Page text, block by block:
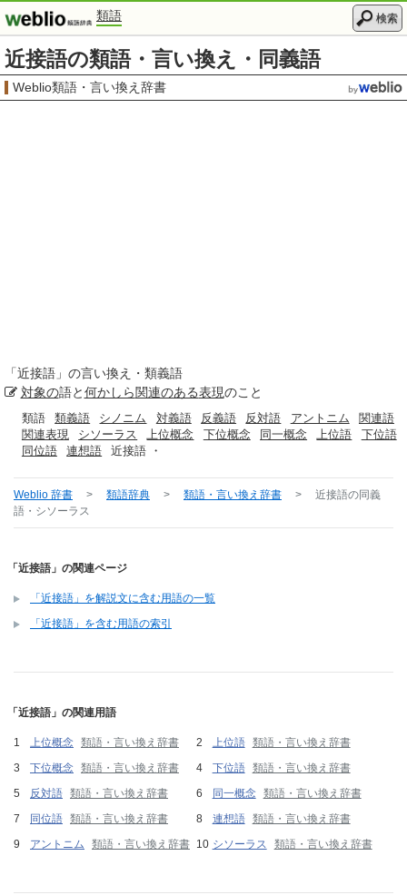
類語 検索
近接語の類語・言い換え・同義語
Weblio類語・言い換え辞書
「近接語 」の言い換え・類義語
対象の語と何かしら関連のある表現のこと
類語 類義語 シノニム 対義語 反義語 反対語 アントニム
関連語
関連表現
シソーラス 上位概念 下位概念 同一概念 上位語
下位語
同位語
連想語 近接語 ・
Weblio 辞書 > 類語辞典 > 類語・言い換え辞書 > 近接語の同義
語・シソーラス
「近接語」の関連ページ
「近接語」を解説文に含む用語の一覧
「近接語」を含む用語の索引
「近接語」の関連用語
上位概念 類語・言い換え辞書 上位語 類語・言い換え辞書
下位概念 類語・言い換え辞書 下位語 類語・言い換え辞書
反対語 類語・言い換え辞書 同一概念 類語・言い換え辞書
同位語 類語・言い換え辞書 連想語 類語・言い換え辞書
アントニム
類語・言い換え辞書 シソーラス 類語・言い換え辞書